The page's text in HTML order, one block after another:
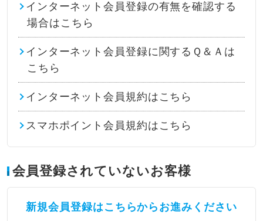
インターネット会員登録の有無を確認する
場合はこちら
インターネット会員登録に関するＱ＆Ａは
こちら
インターネット会員規約はこちら
スマホポイント会員規約はこちら
会員登録されていないお客様
新規会員登録はこちらからお進みください